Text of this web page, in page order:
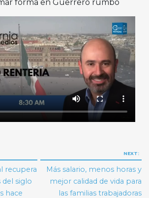
forma en Guerrero rumbo
recupera
del siglo
hace
NEXT:
Más salario, menos horas y
mejor calidad de vida para
las familias trabajadoras